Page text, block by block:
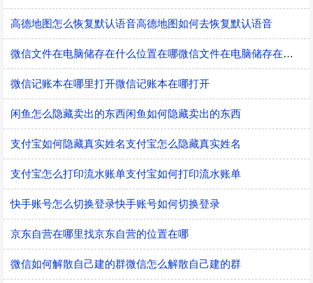
高德地图怎么恢复默认语音高德地图如何去恢复默认语音
微信文件在电脑储存在什么位置在哪微信文件在电脑储存在什么位置
微信记账本在哪里打开微信记账本在哪打开
闲鱼怎么隐藏卖出的东西闲鱼如何隐藏卖出的东西
支付宝如何隐藏真实姓名支付宝怎么隐藏真实姓名
支付宝怎么打印流水账单支付宝如何打印流水账单
快手账号怎么切换登录快手账号如何切换登录
京东自营在哪里找京东自营的位置在哪
微信如何解散自己建的群微信怎么解散自己建的群